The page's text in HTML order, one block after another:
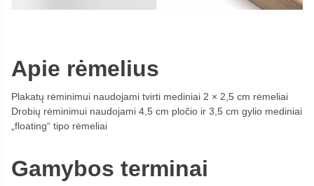
Apie rėmelius
Plakatų rėminimui naudojami tvirti mediniai 2 × 2,5 cm rėmeliai
Drobių rėminimui naudojami 4,5 cm pločio ir 3,5 cm gylio mediniai
„floating“ tipo rėmeliai
Gamybos terminai